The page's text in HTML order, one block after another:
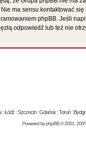
ma sensu kontaktować
phpBB. Jeśli
odpowiedź lub też nie
Łódź : Szczecin : Gdańsk : Toruń :
Powered byphpBB© 2001,